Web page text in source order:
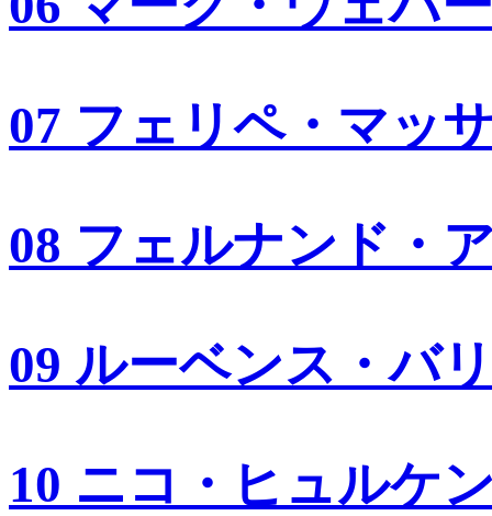
07 フェリペ・マッ
08 フェルナンド・
09 ルーベンス・バ
10 ニコ・ヒュルケ